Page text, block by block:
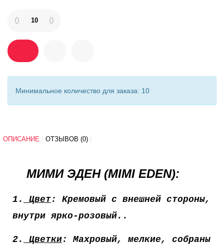
Минимальное количество для заказа: 10
ОПИСАНИЕ ОТЗЫВОВ (0)
МИМИ ЭДЕН (MIMI EDEN):
1 . Цвет: Кремовый с внешней стороны,
внутри ярко-розовый..
2. Цветки: Махровый, мелкие, собраны